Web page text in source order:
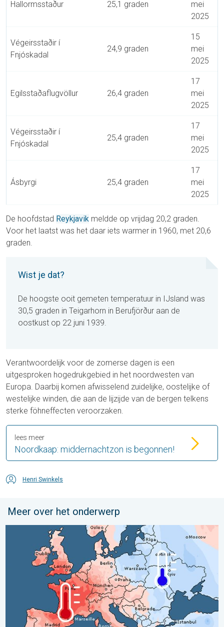
Hallormsstaður 25,1 graden
mei
2025
Végeirsstaðir í
Fnjóskadal
24,9 graden
15
mei
2025
Egilsstaðaflugvöllur 26,4 graden
17
mei
2025
Végeirsstaðir í
Fnjóskadal
25,4 graden
17
mei
2025
Ásbyrgi 25,4 graden
17
mei
2025
De hoofdstad Reykjavik meldde op vrijdag 20,2 graden.
Voor het laatst was het daar iets warmer in 1960, met 20,6
graden.
Wist je dat?
De hoogste ooit gemeten temperatuur in IJsland was
30,5 graden in Teigarhorn in Berufjörður aan de
oostkust op 22 juni 1939.
Verantwoordelijk voor de zomerse dagen is een
uitgesproken hogedrukgebied in het noordwesten van
Europa. Daarbij komen afwisselend zuidelijke, oostelijke of
westelijke winden, die aan de lijzijde van de bergen telkens
sterke föhneffecten veroorzaken.
Noordkaap: middernachtzon is begonnen!
lees meer
Henri Swinkels
Meer over het onderwerp
Grote weersverschillen in juli. Tweedeling Europa. . .